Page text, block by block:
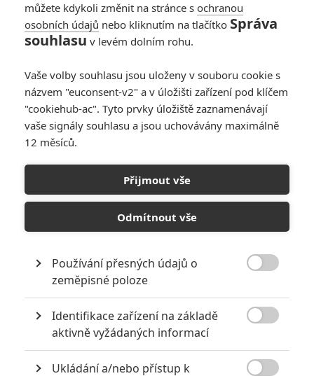
RECENZE FILMŮ
10
Schnirch nebarví hnus českých dějin
narůžovo
5
Recenze: Záhada strašidelného
zámku úroveň štědrovečerních
8 Recenze: Občanská válka
6
8 Recenze: Opičí muž
POSLEDNÍ KOMENTOVANÉ
můžete kdykoli změnit na stránce s ochranou
osobních údajů nebo kliknutím na tlačítko Správa
souhlasu v levém dolním rohu.
Vaše volby souhlasu jsou uloženy v souboru cookie s
názvem "euconsent-v2" a v úložišti zařízení pod klíčem
"cookiehub-ac". Tyto prvky úložiště zaznamenávají
vaše signály souhlasu a jsou uchovávány maximálně
12 měsíců.
Přijmout vše
Odmítnout vše
Používání přesných údajů o
zeměpisné poloze
Identifikace zařízení na základě
aktivně vyžádaných informací
Ukládání a/nebo přístup k